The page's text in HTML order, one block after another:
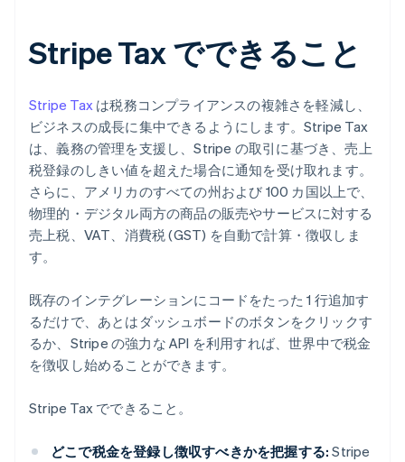
Stripe Tax でできること
Stripe Tax は税務コンプライアンスの複雑さを軽減し、
ビジネスの成長に集中できるようにします。Stripe Tax
は、義務の管理を支援し、Stripe の取引に基づき、売上
税登録のしきい値を超えた場合に通知を受け取れます。
さらに、アメリカのすべての州および 100 カ国以上で、
物理的・デジタル両方の商品の販売やサービスに対する
売上税、VAT、消費税 (GST) を自動で計算・徴収しま
す。
既存のインテグレーションにコードをたった 1 行追加す
るだけで、あとはダッシュボードのボタンをクリックす
るか、Stripe の強力な API を利用すれば、世界中で税金
を徴収し始めることができます。
Stripe Tax でできること。
どこで税金を登録し徴収すべきかを把握する: Stripe